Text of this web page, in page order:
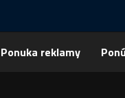
Ponuka reklamy
Archív Šport ŠPORT,